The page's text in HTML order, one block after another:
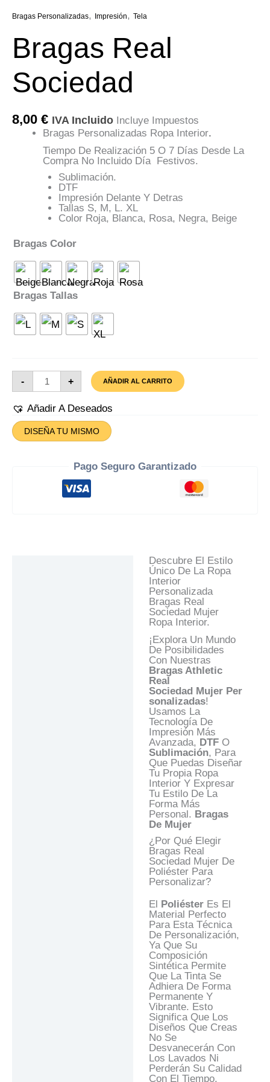
Bragas Personalizadas, Impresión, Tela
Bragas Real
Sociedad
8,00 € IVA Incluido Incluye Impuestos
Bragas Personalizadas Ropa Interior.
Tiempo De Realización 5 O 7 Días Desde La
Compra No Incluido Día Festivos.
Sublimación.
DTF
Impresión Delante Y Detras
Tallas S, M, L. XL
Color Roja, Blanca, Rosa, Negra, Beige
Bragas Color
Bragas Tallas
-
Bragas
Real
Cantidad
+ AÑADIR AL CARRITO
Añadir A Deseados
DISEÑA TU MISMO
Pago Seguro Garantizado
Descubre El Estilo
Único De La Ropa
Interior
Personalizada
Bragas Real
Sociedad Mujer
Ropa Interior.
¡Explora Un Mundo
De Posibilidades
Con Nuestras
Bragas Athletic
Real
Sociedad MujerPer
Sonalizadas!
Usamos La
Tecnología De
Impresión Más
Avanzada, DTFO
Sublimación, Para
Que Puedas Diseñar
Tu Propia Ropa
Interior Y Expresar
Tu Estilo De La
Forma Más
Personal. Bragas
De Mujer
¿Por Qué Elegir
Bragas Real
Sociedad Mujer De
Poliéster Para
Personalizar?
El PoliésterEs El
Material Perfecto
Para Esta Técnica
De Personalización,
Ya Que Su
Composición
Sintética Permite
Que La Tinta Se
Adhiera De Forma
Permanente Y
Vibrante. Esto
Significa Que Los
Diseños Que Creas
No Se
Desvanecerán Con
Los Lavados Ni
Perderán Su Calidad
Con El Tiempo.